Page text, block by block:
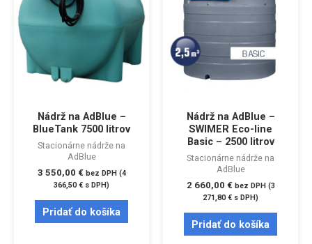
Nádrž na AdBlue –
BlueTank 7500 litrov
Stacionárne nádrže na
AdBlue
3 550,00 € bez DPH (4
366,50€ s DPH)
Pridať do košíka
Nádrž na AdBlue –
SWIMER Eco-line
Basic – 2500 litrov
Stacionárne nádrže na
AdBlue
2 660,00 € bez DPH (3
271,80€ s DPH)
Pridať do košíka